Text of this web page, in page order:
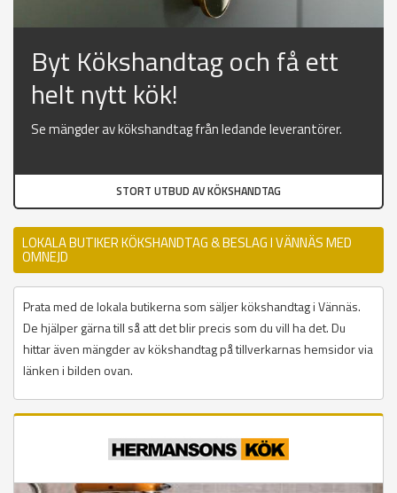
Byt Kökshandtag och få ett
helt nytt kök!
Se mängder av kökshandtag från ledande leverantörer.
STORT UTBUD AV KÖKSHANDTAG
LOKALA BUTIKER KÖKSHANDTAG & BESLAG I VÄNNÄS MED
OMNEJD
Prata med de lokala butikerna som säljer kökshandtag i Vännäs.
De hjälper gärna till så att det blir precis som du vill ha det. Du
hittar även mängder av kökshandtag på tillverkarnas hemsidor via
länken i bilden ovan.